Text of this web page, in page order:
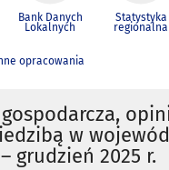
Bank Danych
Lokalnych
Statystyka
regionalna
opracowania
w
– grudzień 2025 r.